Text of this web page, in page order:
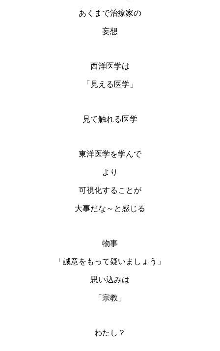
あくまで治療家の
妄想
西洋医学は
「見える医学」
見て触れる医学
東洋医学を学んで
より
可視化することが
大事だな～と感じる
物事
「誠意をもって疑いましょう」
思い込みは
「宗教」
わたし？